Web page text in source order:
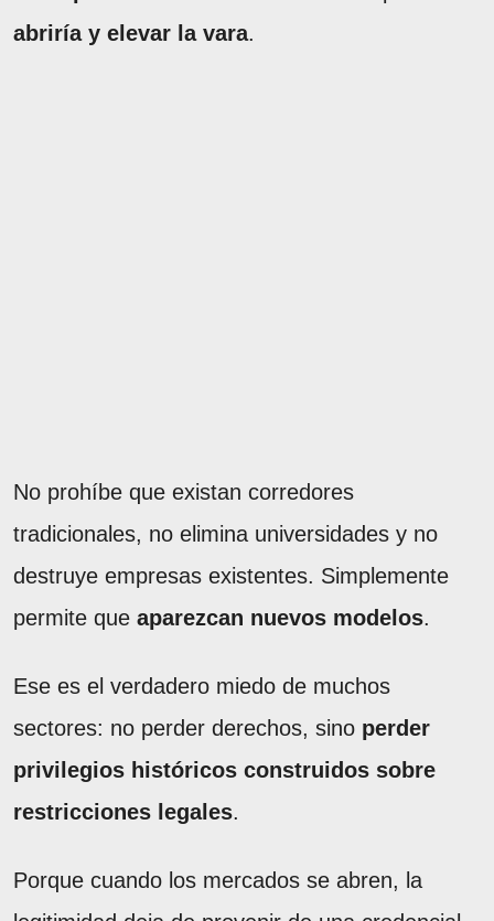
abriría y elevar la vara.
No prohíbe que existan corredores
tradicionales, no elimina universidades y no
destruye empresas existentes. Simplemente
permite que aparezcan nuevos modelos.
Ese es el verdadero miedo de muchos
sectores: no perder derechos, sino perder
privilegios históricos construidos sobre
restricciones legales.
Porque cuando los mercados se abren, la